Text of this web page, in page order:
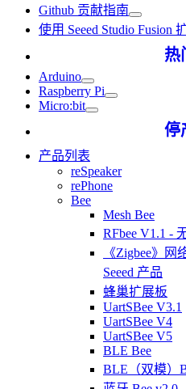
Github 贡献指南
使用 Seeed Studio Fusion
热
Arduino
Raspberry Pi
Micro:bit
停
产品列表
reSpeaker
rePhone
Bee
Mesh Bee
RFbee V1.1 -
《Zigbee》网
Seeed 产品
蜂巢扩展板
UartSBee V3.1
UartSBee V4
UartSBee V5
BLE Bee
BLE（双模）